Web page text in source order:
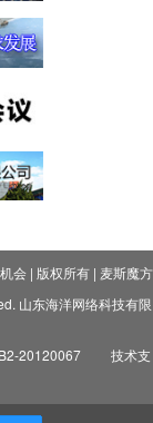
会| 版权所有| 麦斯魔方
山东海洋网络科技有限
20120067
技术支